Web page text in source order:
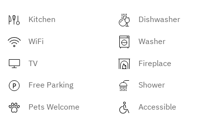
Kitchen Dishwasher
WiFi Washer
TV Fireplace
Free Parking Shower
Pets Welcome Accessible